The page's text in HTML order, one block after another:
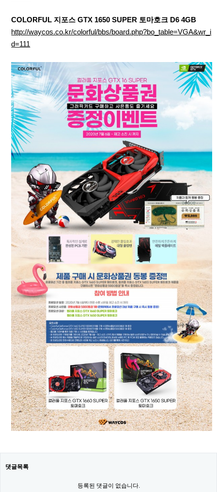
COLORFUL지포스 GTX 1650 SUPER 토마호크 D6 4GB
http://waycos.co.kr/colorful/bbs/board.php?bo_table=VGA&wr_i
d=111
댓글목록
등록된 댓글이 없습니다.